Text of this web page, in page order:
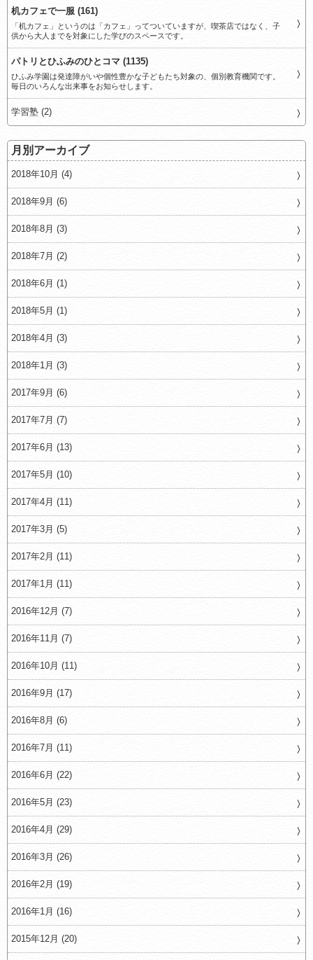
机カフェで一服 (161)
「机カフェ」というのは「カフェ」ってついていますが、喫茶店ではなく、子
供から大人までを対象にした学びのスペースです。
パトリとひふみのひとコマ (1135)
ひふみ学園は発達障がいや個性豊かな子どもたち対象の、個別教育機関です。
毎日のいろんな出来事をお知らせします。
学習塾 (2)
月別アーカイブ
2018年10月 (4)
2018年9月 (6)
2018年8月 (3)
2018年7月 (2)
2018年6月 (1)
2018年5月 (1)
2018年4月 (3)
2018年1月 (3)
2017年9月 (6)
2017年7月 (7)
2017年6月 (13)
2017年5月 (10)
2017年4月 (11)
2017年3月 (5)
2017年2月 (11)
2017年1月 (11)
2016年12月 (7)
2016年11月 (7)
2016年10月 (11)
2016年9月 (17)
2016年8月 (6)
2016年7月 (11)
2016年6月 (22)
2016年5月 (23)
2016年4月 (29)
2016年3月 (26)
2016年2月 (19)
2016年1月 (16)
2015年12月 (20)